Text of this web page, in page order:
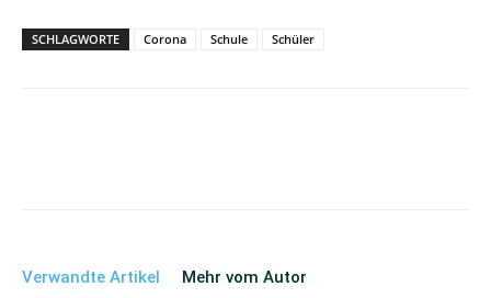
SCHLAGWORTE Corona Schule Schüler
Verwandte Artikel Mehr vom Autor